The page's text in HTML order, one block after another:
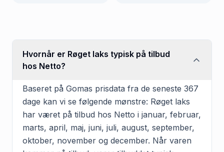
Hvornår er Røget laks typisk på tilbud
hos Netto?
Baseret på Gomas prisdata fra de seneste 367
dage kan vi se følgende mønstre: Røget laks
har været på tilbud hos Netto i januar, februar,
marts, april, maj, juni, juli, august, september,
oktober, november og december. Når varen